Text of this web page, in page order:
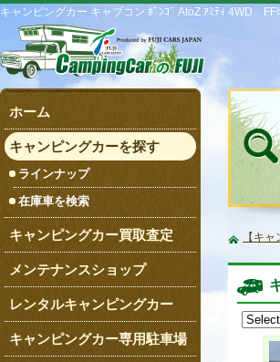
キャンピングカー キャブコン ﾎﾞﾝｺﾞ AtoZ ｱﾐﾃｨ 4WD FF
【キ
ホーム
キャンピングカーを探す
ラインナップ
在庫車を検索
キャンピングカー買取査定
メンテナンスショップ
レンタルキャンピングカー
キャンピングカー専用駐車場